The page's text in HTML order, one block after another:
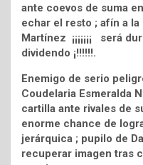
ante coevos de suma
echar el resto ; afín a
Martínez ¡¡¡¡¡¡¡ será
dividendo ¡!!!!!!.
Enemigo de serio
Coudelaria Esmeralda
cartilla ante rivales de
enorme chance de
jerárquica ; pupilo de
recuperar imagen tras